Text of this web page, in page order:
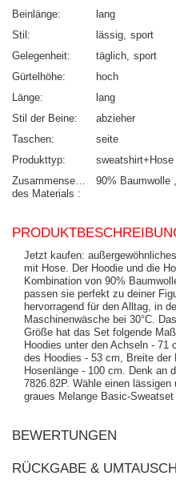
Beinlänge
lang
Stil
lässig sport
Gelegenheit
täglich sport
Gürtelhöhe
hoch
Länge
lang
Stil der Beine
abzieher
Taschen
seite
Produkttyp
sweatshirt+Hose
Zusammensetzung
des Materials
90% Baumwolle
Jetzt kaufen:
mit Hose. Der Hoodie und die
Kombination von 90%
passen sie perfekt zu deiner
hervorragend für den Alltag, in
Maschinenwäsche bei 30°C.
Größe hat das Set folgende
Hoodies unter den Achseln - 71
des Hoodies - 53 cm, Breite der
Hosenlänge - 100 cm. Denk an
7826.82P. Wähle einen
graues Melange Basic-
BEWERTUNGEN
RÜCKGABE & UMTAUSCH